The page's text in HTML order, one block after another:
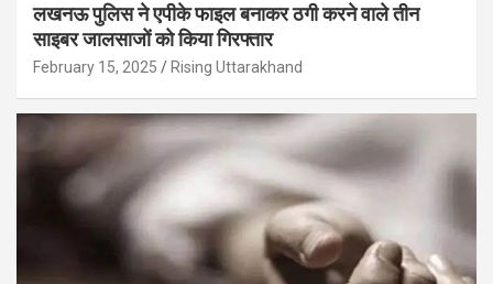
लखनऊ पुलिस ने एपीके फाइल बनाकर ठगी करने वाले तीन
साइबर जालसाजों को किया गिरफ्तार
February 15, 2025 Rising Uttarakhand